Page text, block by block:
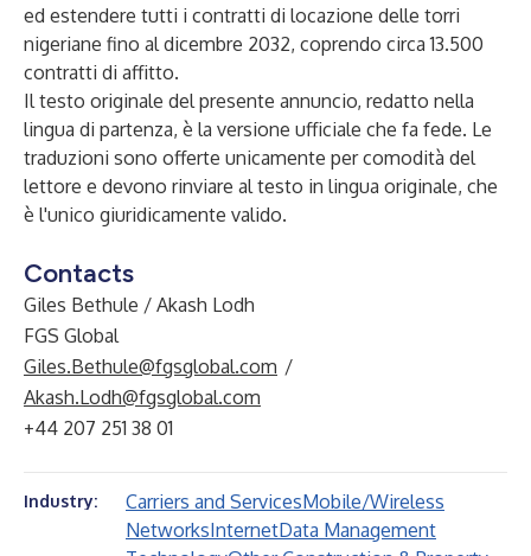
ed estendere tutti i contratti di locazione delle torri
nigeriane fino al dicembre 2032, coprendo circa 13.500
contratti di affitto.
Il testo originale del presente annuncio, redatto nella
lingua di partenza, è la versione ufficiale che fa fede. Le
traduzioni sono offerte unicamente per comodità del
lettore e devono rinviare al testo in lingua originale, che
è l'unico giuridicamente valido.
Contacts
Giles Bethule / Akash Lodh
FGS Global
Giles.Bethule@fgsglobal.com /
Akash.Lodh@fgsglobal.com
+44 207 251 38 01
Industry: Carriers and ServicesMobile/Wireless
NetworksInternetData Management